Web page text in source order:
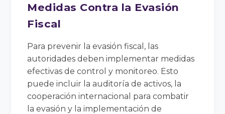
Medidas Contra la Evasión
Fiscal
Para prevenir la evasión fiscal, las
autoridades deben implementar medidas
efectivas de control y monitoreo. Esto
puede incluir la auditoría de activos, la
cooperación internacional para combatir
la evasión y la implementación de